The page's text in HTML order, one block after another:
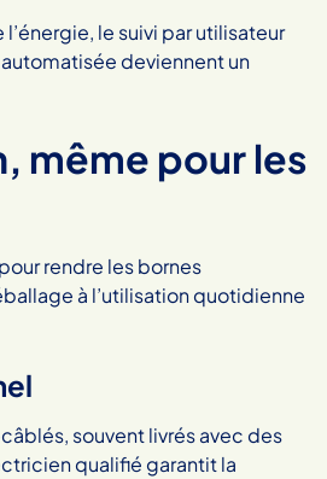
le suivi par utilisateur
deviennent un
même pour les
rendre les bornes
à l’utilisation quotidienne
souvent livrés avec des
qualifié garantit la